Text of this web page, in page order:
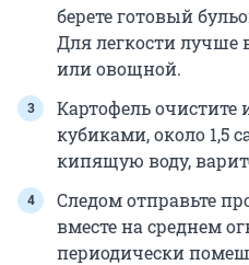
берете готовый
Для легкости лучше
или овощной.
Картофель
кубиками, около 1,5
кипящую воду,
Следом отправьте
вместе на среднем
периодически